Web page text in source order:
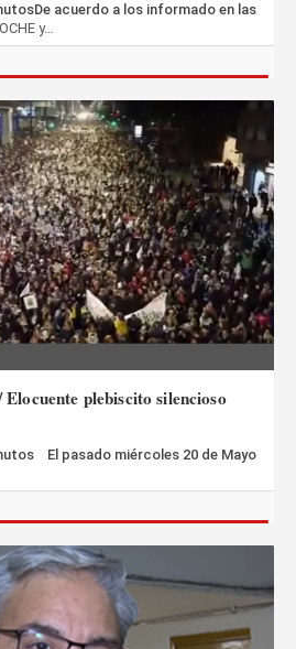
acuerdo a los informado en las
y…
plebiscito silencioso
El pasado miércoles 20 de Mayo